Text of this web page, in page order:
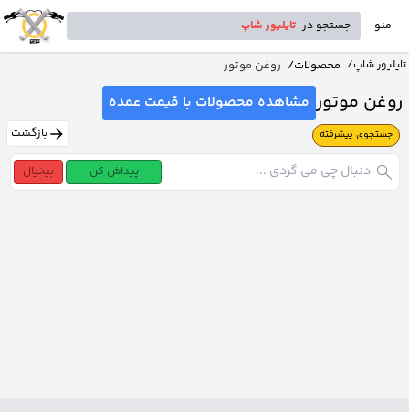
منو جستجو در تایلیور شاپ
تایلیور شاپ/ محصولات/ روغن موتور
روغن موتور مشاهده محصولات با قیمت عمده
جستجوی پیشرفته بازگشت
پیداش کن بیخیال